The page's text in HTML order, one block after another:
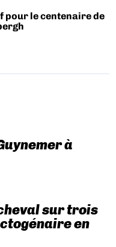
pour le centenaire de
à
sur trois
en